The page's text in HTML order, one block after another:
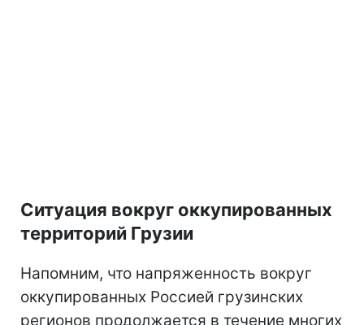
Ситуация вокруг оккупированных
территорий Грузии
Напомним, что напряженность вокруг
оккупированных Россией грузинских
регионов продолжается в течение многих